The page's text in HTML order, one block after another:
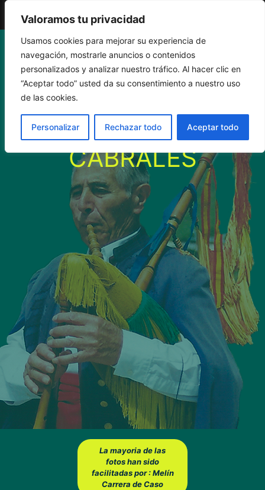
Valoramos tu privacidad
Usamos cookies para mejorar su experiencia de
navegación, mostrarle anuncios o contenidos
personalizados y analizar nuestro tráfico. Al hacer clic en
“Aceptar todo” usted da su consentimiento a nuestro uso
de las cookies.
Personalizar Rechazar todo Aceptar todo
Saltar
contenido
EL CORRI CORRI,
ARENAS DE
CABRALES
La mayoria de las
fotos han sido
facilitadas por : Melín
Carrera de Caso
El Gaiteru de Llonin